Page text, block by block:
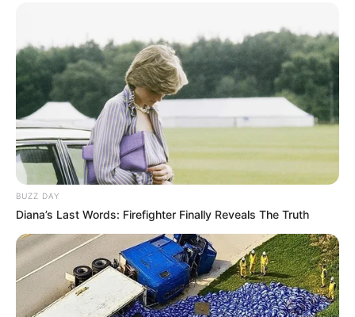
Спорт
Схеми
[wp-rss-aggregator id="2"]
Ви пропустили
BUZZ DAY
Diana’s Last Words: Firefighter Finally Reveals The Truth